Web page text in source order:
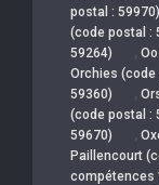
postal : 59970)
(code postal :
59264)
,
Orchies (code
59360)
,
(code postal :
59670)
,
Paillencourt
compétences